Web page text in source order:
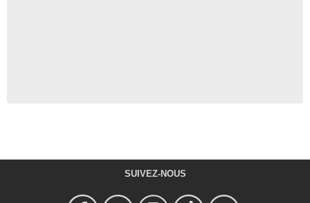
SUIVEZ-NOUS